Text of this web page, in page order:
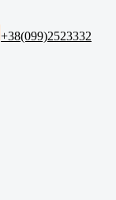
+38(099)2523332